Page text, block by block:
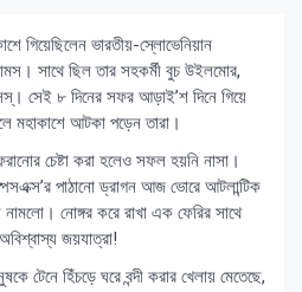
গিয়েছিলেন ভারতীয়-স্লোভেনিয়ান
সাথে ছিল তার সহকর্মী বুচ উইলমোর,
সেই ৮ দিনের সফর আড়াই’শ দিনে গিয়ে
মহাকাশে আটকা পড়েন তারা।
চেষ্টা করা হলেও সফল হয়নি নাসা।
পাঠানো ড্রাগন আজ ভোরে আটলান্টিক
নোঙ্গর করে রাখা এক ফেরির সাথে
জয়যাত্রা!
টেনে হিঁচড়ে ঘরে বন্দী করার খেলায় মেতেছে,